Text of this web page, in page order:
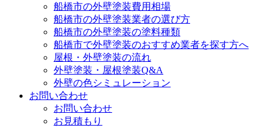
船橋市の外壁塗装費用相場
船橋市の外壁塗装業者の選び方
船橋市の外壁塗装の塗料種類
船橋市で外壁塗装のおすすめ業者を探す方へ
屋根・外壁塗装の流れ
外壁塗装・屋根塗装Q&A
外壁の色シミュレーション
お問い合わせ
お問い合わせ
お見積もり